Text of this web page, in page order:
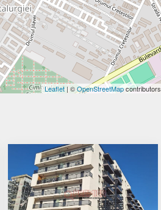
Leaflet| ©OpenStreetMapcontributors